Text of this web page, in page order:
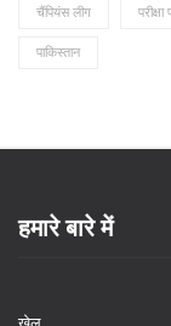
चैंपियंस लीग
पाकिस्तान
हमारे बारे में